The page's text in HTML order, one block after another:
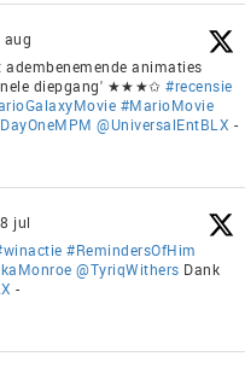
aug
animaties
diepgang' ★★★✩ #recensie
#MarioMovie
@UniversalEntBLX -
jul
#RemindersOfHim
@TyriqWithers Dank
-